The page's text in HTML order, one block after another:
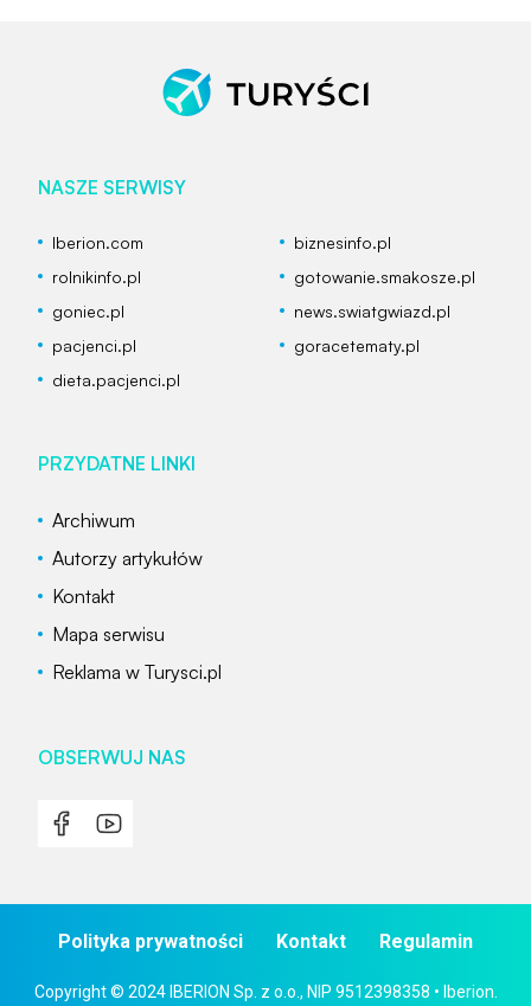
NASZE SERWISY
Iberion.com
biznesinfo.pl
rolnikinfo.pl
gotowanie.smakosze.pl
goniec.pl
news.swiatgwiazd.pl
pacjenci.pl
goracetematy.pl
dieta.pacjenci.pl
PRZYDATNE LINKI
Archiwum
Autorzy artykułów
Kontakt
Mapa serwisu
Reklama w Turysci.pl
OBSERWUJ NAS
Copyright © 2024 IBERION Sp. z o.o., NIP 9512398358 • Iberion.
Polityka prywatności Kontakt Regulamin